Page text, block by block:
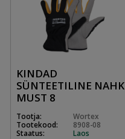
KINDAD
SÜNTEETILINE NAHK
MUST 8
Tootja:
Wortex
Tootekood:
8908-08
Staatus:
Laos